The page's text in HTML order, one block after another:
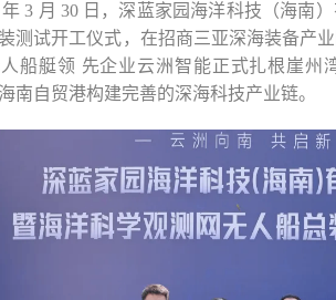
年 3 月 30 日，深蓝家园海洋科技（海南
测试开工仪式，在招商三亚深海装备产
船艇领 先企业云洲智能正式扎根崖州
南自贸港构建完善的深海科技产业链。